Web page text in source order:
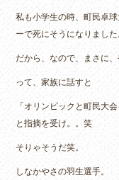
私も小学生の時、町民卓
ーで死にそうになりました
だから、なので、まさに
って、家族に話すと
「オリンピックと町民大
と指摘を受け。。笑
そりゃそうだ笑。
しなかやさの羽生選手。